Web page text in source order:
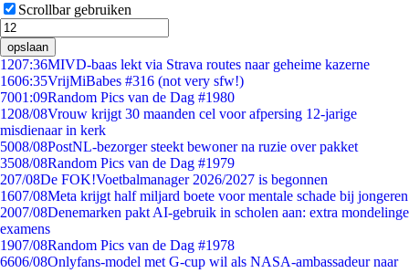
Scrollbar gebruiken
opslaan
1207:36MIVD-baas lekt via Strava routes naar geheime kazerne
1606:35VrijMiBabes #316 (not very sfw!)
7001:09Random Pics van de Dag #1980
1208/08Vrouw krijgt 30 maanden cel voor afpersing 12-jarige
misdienaar in kerk
5008/08PostNL-bezorger steekt bewoner na ruzie over pakket
3508/08Random Pics van de Dag #1979
207/08De FOK!Voetbalmanager 2026/2027 is begonnen
1607/08Meta krijgt half miljard boete voor mentale schade bij jongeren
2007/08Denemarken pakt AI-gebruik in scholen aan: extra mondelinge
examens
1907/08Random Pics van de Dag #1978
6606/08Onlyfans-model met G-cup wil als NASA-ambassadeur naar